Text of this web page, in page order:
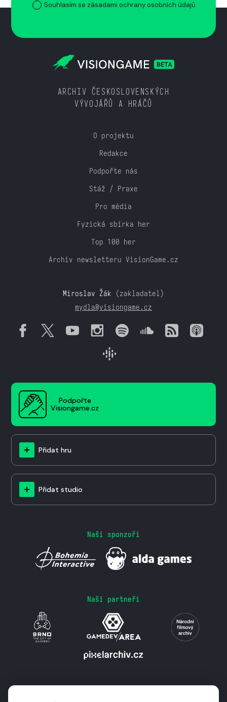
Souhlasím se zásadami ochrany osobních údajů
ARCHIV ČESKOSLOVENSKÝCH
VÝVOJÁŘŮ A HRÁČŮ
O projektu
Redakce
Podpořte nás
Stáž / Praxe
Pro média
Fyzická sbírka her
Top 100 her
Archiv newsletteru VisionGame.cz
Miroslav Žák (zakladatel)
mydla@visiongame.cz
Podpořte
Visiongame.cz
Přidat hru
Přidat studio
Naši sponzoři
Naši partneři